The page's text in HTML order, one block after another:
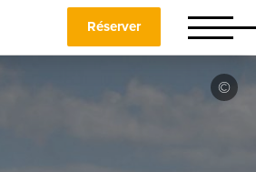
Réserver